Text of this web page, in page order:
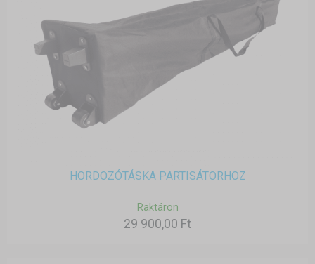
HORDOZÓTÁSKA PARTISÁTORHOZ
Raktáron
29 900,00 Ft